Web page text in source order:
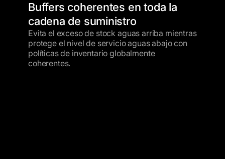
Buffers coherentes en toda la
cadena de suministro
Evita el exceso de stock aguas arriba mientras
protege el nivel de servicio aguas abajo con
políticas de inventario globalmente
coherentes.